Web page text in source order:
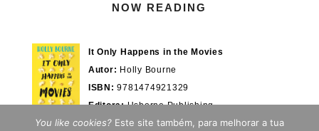
NOW READING
It Only Happens in the Movies
Autor: Holly Bourne
ISBN: 9781474921329
Editora:Usborne Publishing
Actualmente em:28/100%
You like cookies? Este site também, para melhorar a tua